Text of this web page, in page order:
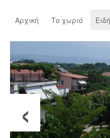
Αρχική Το χωριό
‹